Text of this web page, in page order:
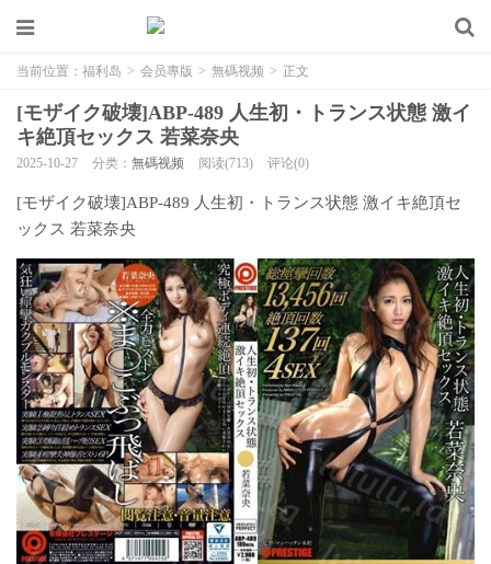
当前位置： 福利岛 > 会员專版 > 無碼视频 > 正文
[モザイク破壊]ABP-489 人生初・トランス状態 激イ
キ絶頂セックス 若菜奈央
2025-10-27 分类： 無碼视频 阅读(713) 评论(0)
[モザイク破壊]ABP-489 人生初・トランス状態 激イキ絶頂セ
ックス 若菜奈央